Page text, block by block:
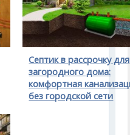
Септик в рассрочку для
загородного дома:
комфортная
без городской сети